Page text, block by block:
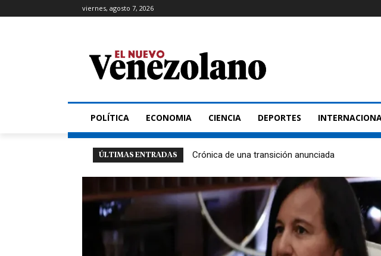
viernes, agosto 7, 2026
POLÍTICA ECONOMIA CIENCIA DEPORTES
ÚLTIMAS ENTRADAS Crónica de una transición anunciada